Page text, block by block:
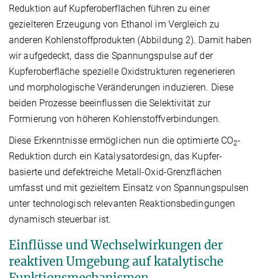
Reduktion auf Kupferoberflächen führen zu einer
gezielteren Erzeugung von Ethanol im Vergleich zu
anderen Kohlenstoffprodukten (Abbildung 2). Damit haben
wir aufgedeckt, dass die Spannungspulse auf der
Kupferoberfläche spezielle Oxidstrukturen regenerieren
und morphologische Veränderungen induzieren. Diese
beiden Prozesse beeinflussen die Selektivität zur
Formierung von höheren Kohlenstoffverbindungen.
Diese Erkenntnisse ermöglichen nun die optimierte CO2-
Reduktion durch ein Katalysatordesign, das Kupfer-
basierte und defektreiche Metall-Oxid-Grenzflächen
umfasst und mit gezieltem Einsatz von Spannungspulsen
unter technologisch relevanten Reaktionsbedingungen
dynamisch steuerbar ist.
Einflüsse und Wechselwirkungen der
reaktiven Umgebung auf katalytische